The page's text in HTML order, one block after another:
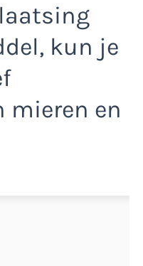
kun je
mieren en